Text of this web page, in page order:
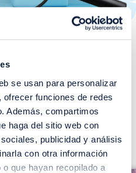
se usan para personalizar
funciones de redes
Además, compartimos
haga del sitio web con
publicidad y análisis
con otra información
que hayan recopilado a